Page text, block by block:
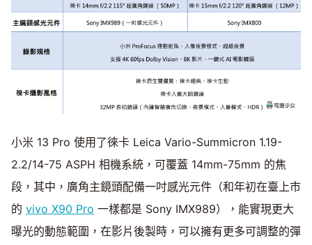
小米 13 Pro 使用了徠卡 Leica Vario-Summicron 1.19-
2.2/14-75 ASPH 相機系統，可覆蓋 14mm-75mm 的焦
段，其中，廣角主鏡頭配備一吋感光元件（和年初在臺上市
的 vivo X90 Pro 一樣都是 Sony IMX989），能實現更大
曝光的動態範圍，在影片後製時，可以擁有更多可調整的彈